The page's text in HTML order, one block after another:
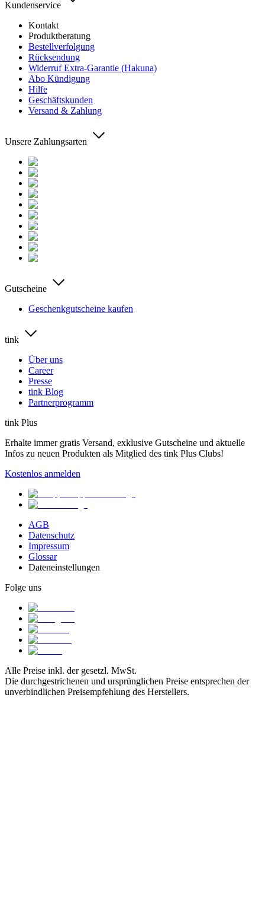
Kundenservice
Kontakt
Produktberatung
Bestellverfolgung
Rücksendung
Widerruf Extra-Garantie (Hakuna)
Abo Kündigung
Hilfe
Geschäftskunden
Versand & Zahlung
Unsere Zahlungsarten
Gutscheine
Geschenkgutscheine kaufen
tink
Über uns
Career
Presse
tink Blog
Partnerprogramm
tink Plus
Erhalte immer gratis Versand, exklusive Gutscheine und aktuelle
Infos zu neuen Produkten als Mitglied des tink Plus Clubs!
Kostenlos anmelden
AGB
Datenschutz
Impressum
Glossar
Dateneinstellungen
Folge uns
Alle Preise inkl. der gesetzl. MwSt.
Die durchgestrichenen und ursprünglichen Preise entsprechen der
unverbindlichen Preisempfehlung des Herstellers.